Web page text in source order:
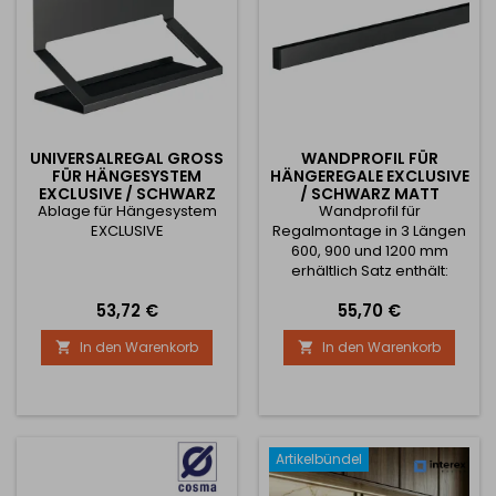
UNIVERSALREGAL GROSS F
ÜR HÄNGESYSTEM E
XCLUSIVE / SCHWARZ M
ATT
Ablage für Hängesystem
EXCLUSIVE
Preis
53,72 €
 In den Warenkorb
WANDPROFIL FÜR
HÄNGEREGALE EXCLUSIVE
/ SCHWARZ MATT
Wandprofil für
Regalmontage in 3 Längen
600, 900 und 1200 mm
erhältlich Satz enthält:
1x Seitenabdeckung für
Profil 2x
Befestigungsmaterial
Preis
55,70 €
 In den Warenkorb
Artikelbündel